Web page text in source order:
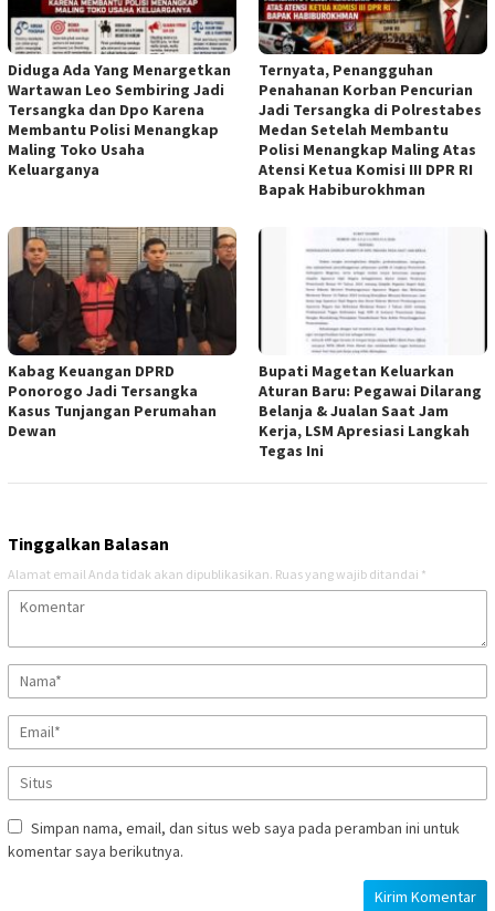
Diduga Ada Yang Menargetkan
Wartawan Leo Sembiring Jadi
Tersangka dan Dpo Karena
Membantu Polisi Menangkap
Maling Toko Usaha
Keluarganya
Ternyata, Penangguhan
Penahanan Korban Pencurian
Jadi Tersangka di Polrestabes
Medan Setelah Membantu
Polisi Menangkap Maling Atas
Atensi Ketua Komisi III DPR RI
Bapak Habiburokhman
Kabag Keuangan DPRD
Ponorogo Jadi Tersangka
Kasus Tunjangan Perumahan
Dewan
Bupati Magetan Keluarkan
Aturan Baru: Pegawai Dilarang
Belanja & Jualan Saat Jam
Kerja, LSM Apresiasi Langkah
Tegas Ini
Tinggalkan Balasan
Alamat email Anda tidak akan dipublikasikan. Ruas yang wajib ditandai *
Simpan nama, email, dan situs web saya pada peramban ini untuk
komentar saya berikutnya.